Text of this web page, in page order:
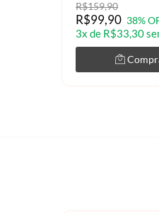
R$159,90
R$99,90 38%
3x de R$33,30